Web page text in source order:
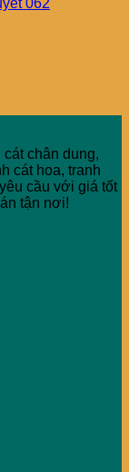
062
chân dung,
cát hoa, tranh
cầu với giá tốt
tận nơi!